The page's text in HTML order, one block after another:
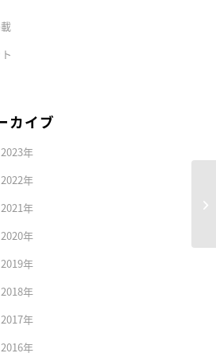
カイブ
年
年
年
年
年
年
年
年